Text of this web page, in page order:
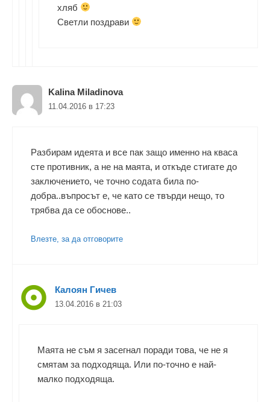
хляб
Светли поздрави
Kalina Miladinova
11.04.2016 в 17:23
Разбирам идеята и все пак защо именно на кваса
сте противник, а не на маята, и откъде стигате до
заключението, че точно содата била по-
добра..въпросът е, че като се твърди нещо, то
трябва да се обоснове..
Влезте, за да отговорите
Калоян Гичев
13.04.2016 в 21:03
Маята не съм я засегнал поради това, че не я
смятам за подходяща. Или по-точно е най-
малко подходяща.